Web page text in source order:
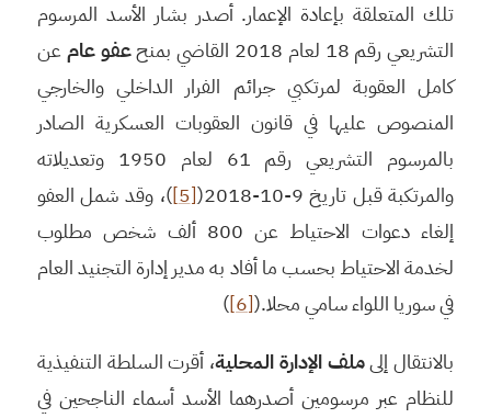
تلك المتعلقة بإعادة الإعمار. أصدر بشار الأسد المرسوم
التشريعي رقم 18 لعام 2018 القاضي بمنح
عفو عام عن
كامل العقوبة لمرتكبي جرائم الفرار الداخلي والخارجي
المنصوص عليها في قانون العقوبات العسكرية الصادر
بالمرسوم التشريعي رقم 61 لعام 1950 وتعديلاته
والمرتكبة قبل تاريخ 9-10-2018(
[5]
)، وقد شمل العفو
إلغاء دعوات الاحتياط عن 800 ألف شخص مطلوب
لخدمة الاحتياط بحسب ما أفاد به مدير إدارة التجنيد العام
في ​سوريا​ اللواء سامي محلا.([6]
)
بالانتقال إلىملف الإدارة المحلية، أقرت السلطة التنفيذية
للنظام عبر مرسومين أصدرهما الأسد أسماء الناجحين في